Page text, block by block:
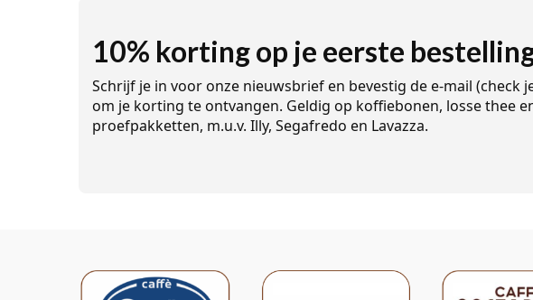
10% korting op je eerste
Schrijf je in voor onze nieuwsbrief en bevestig de e-mail (check
om je korting te ontvangen. Geldig op koffiebonen, losse thee
proefpakketten, m.u.v. Illy, Segafredo en Lavazza.